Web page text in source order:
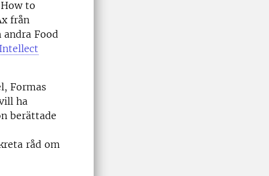
to
från
Food
Formas
ha
berättade
råd om